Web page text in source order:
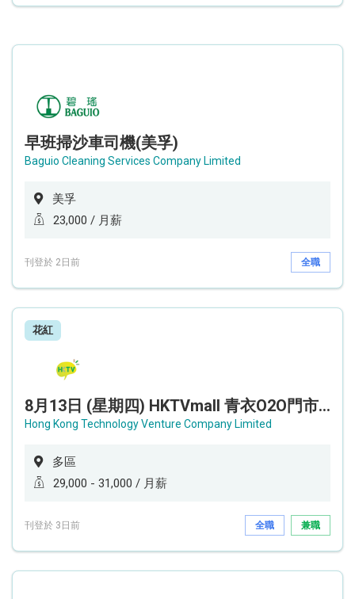
早班掃沙車司機(美孚)
Baguio Cleaning Services Company Limited
美孚
23,000 / 月薪
刊登於 2日前 全職
花紅
8月13日 (星期四) HKTVmall 青衣O2O門市前線招聘日✨ (即場申請，即場面試) - 設新人獎金高達 16,000 !!!✨
Hong Kong Technology Venture Company Limited
多區
29,000 - 31,000 / 月薪
刊登於 3日前 全職 兼職